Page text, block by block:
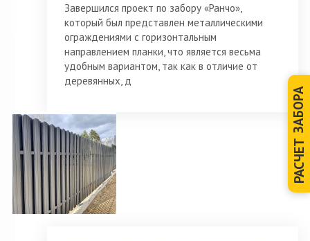
Завершился проект по забору «Ранчо»,
который был представлен металлическими
ограждениями с горизонтальным
направлением планки, что является весьма
удобным вариантом, так как в отличие от
деревянных, д
РАСЧЕТ
ЗАБОРА